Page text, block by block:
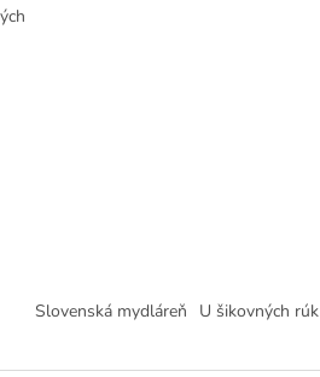
Slovenská mydláreň U šikovných rúk